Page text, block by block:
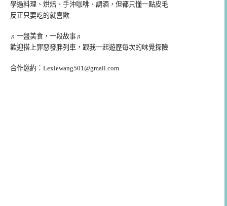
學過料理、烘焙、手沖咖啡、調酒，但都只懂一點皮毛
反正只要吃的就喜歡
♬一盤美食，一段故事♬
歡迎搭上罪惡發胖列車，跟我一起遊歷每次的味覺探險
合作邀約： Lexiewang501@gmail.com